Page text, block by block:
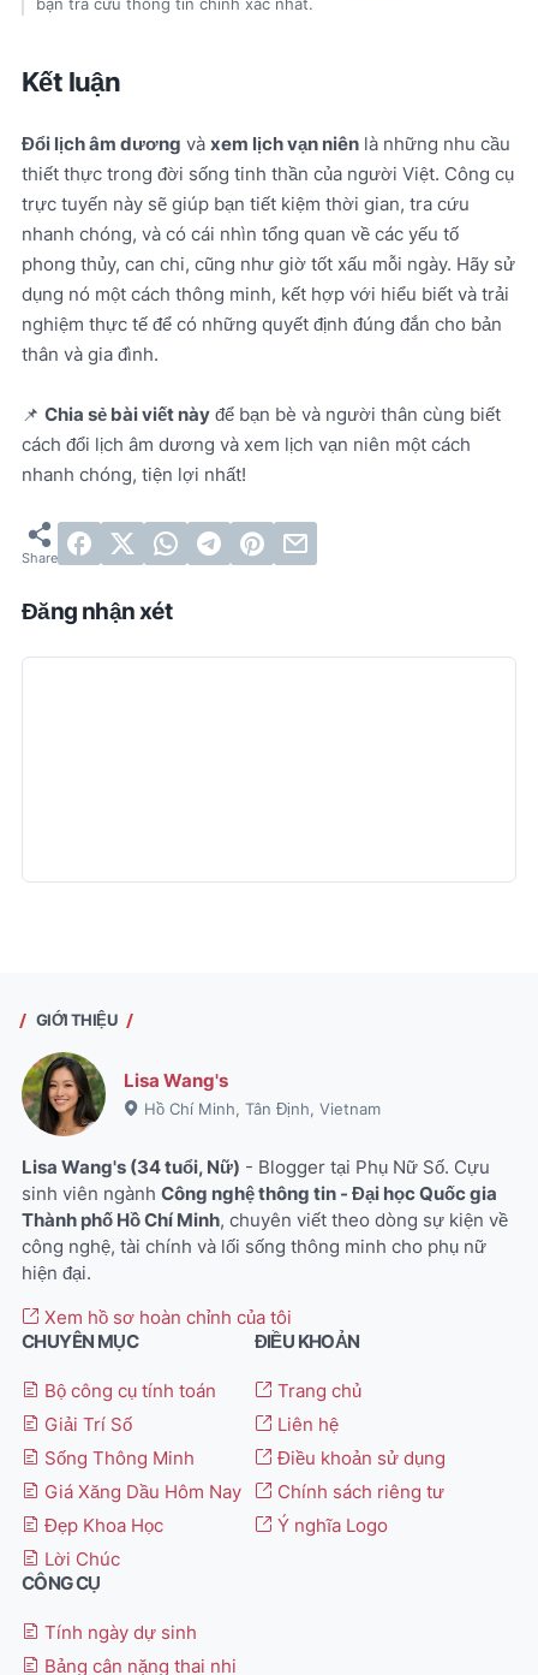
bạn tra cứu thông tin chính xác nhất.
Kết luận
Đổi lịch âm dương và xem lịch vạn niên là những nhu cầu
thiết thực trong đời sống tinh thần của người Việt. Công cụ
trực tuyến này sẽ giúp bạn tiết kiệm thời gian, tra cứu
nhanh chóng, và có cái nhìn tổng quan về các yếu tố
phong thủy, can chi, cũng như giờ tốt xấu mỗi ngày. Hãy sử
dụng nó một cách thông minh, kết hợp với hiểu biết và trải
nghiệm thực tế để có những quyết định đúng đắn cho bản
thân và gia đình.
📌 Chia sẻ bài viết này để bạn bè và người thân cùng biết
cách đổi lịch âm dương và xem lịch vạn niên một cách
nhanh chóng, tiện lợi nhất!
Đăng nhận xét
GIỚI THIỆU
Lisa Wang's
Hồ Chí Minh, Tân Định, Vietnam
Lisa Wang's (34 tuổi, Nữ) - Blogger tại Phụ Nữ Số. Cựu
sinh viên ngành Công nghệ thông tin - Đại học Quốc gia
Thành phố Hồ Chí Minh, chuyên viết theo dòng sự kiện về
công nghệ, tài chính và lối sống thông minh cho phụ nữ
hiện đại.
Xem hồ sơ hoàn chỉnh của tôi
CHUYÊN MỤC
Bộ công cụ tính toán
Giải Trí Số
Sống Thông Minh
Giá Xăng Dầu Hôm Nay
Đẹp Khoa Học
Lời Chúc
ĐIỀU KHOẢN
Trang chủ
Liên hệ
Điều khoản sử dụng
Chính sách riêng tư
Ý nghĩa Logo
CÔNG CỤ
Tính ngày dự sinh
Bảng cân nặng thai nhi